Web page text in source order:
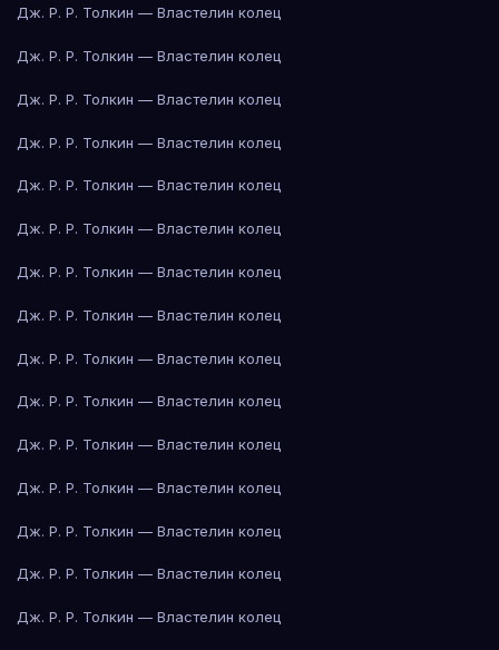
Дж. Р. Р. Толкин — Властелин колец
Дж. Р. Р. Толкин — Властелин колец
Дж. Р. Р. Толкин — Властелин колец
Дж. Р. Р. Толкин — Властелин колец
Дж. Р. Р. Толкин — Властелин колец
Дж. Р. Р. Толкин — Властелин колец
Дж. Р. Р. Толкин — Властелин колец
Дж. Р. Р. Толкин — Властелин колец
Дж. Р. Р. Толкин — Властелин колец
Дж. Р. Р. Толкин — Властелин колец
Дж. Р. Р. Толкин — Властелин колец
Дж. Р. Р. Толкин — Властелин колец
Дж. Р. Р. Толкин — Властелин колец
Дж. Р. Р. Толкин — Властелин колец
Дж. Р. Р. Толкин — Властелин колец